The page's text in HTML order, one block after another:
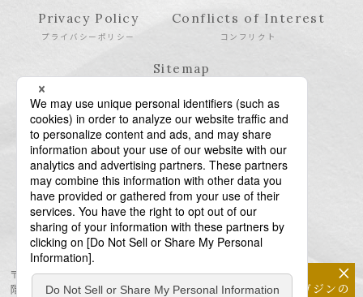
Privacy Policy
プライバシーポリシー
Conflicts of Interest
コンフリクト
Sitemap
〒106-6123 東京都港区六本木6-10-1 六本木ヒルズ森タワー23
階
×
メールマガジンの